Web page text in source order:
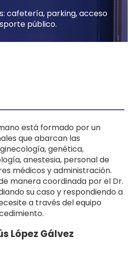
cafetería, parking, acceso
público.
está formado por un
que abarcan las
genética,
anestesia, personal de
médicos y administración.
manera coordinada por el Dr.
su caso y respondiendo a
a través del equipo
López Gálvez